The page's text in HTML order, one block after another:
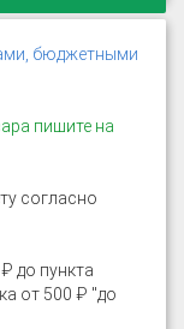
бюджетными
пишите на
согласно
до пункта
от 500 ₽ "до